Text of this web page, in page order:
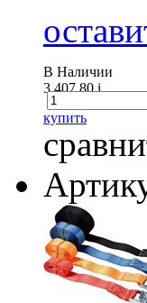
В Наличии
3 407.80i
купить